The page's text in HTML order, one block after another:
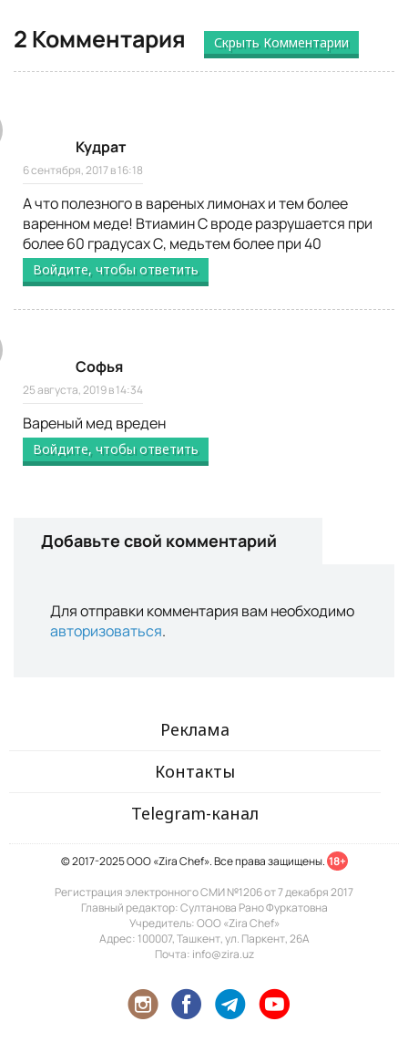
2 Комментария Скрыть Комментарии
Кудрат
6 сентября, 2017 в 16:18
А что полезного в вареных лимонах и тем более
варенном меде! Втиамин С вроде разрушается при
более 60 градусах С, медьтем более при 40
Войдите, чтобы ответить
Софья
25 августа, 2019 в 14:34
Вареный мед вреден
Войдите, чтобы ответить
Добавьте свой комментарий
Для отправки комментария вам необходимо
авторизоваться.
Реклама
Контакты
Telegram-канал
© 2017-2025 ООО «Zira Chef». Все права защищены. 18+
Регистрация электронного СМИ №1206 от 7 декабря 2017
Главный редактор: Султанова Рано Фуркатовна
Учредитель: ООО «Zira Chef»
Адрес: 100007, Ташкент, ул. Паркент, 26А
Почта: info@zira.uz